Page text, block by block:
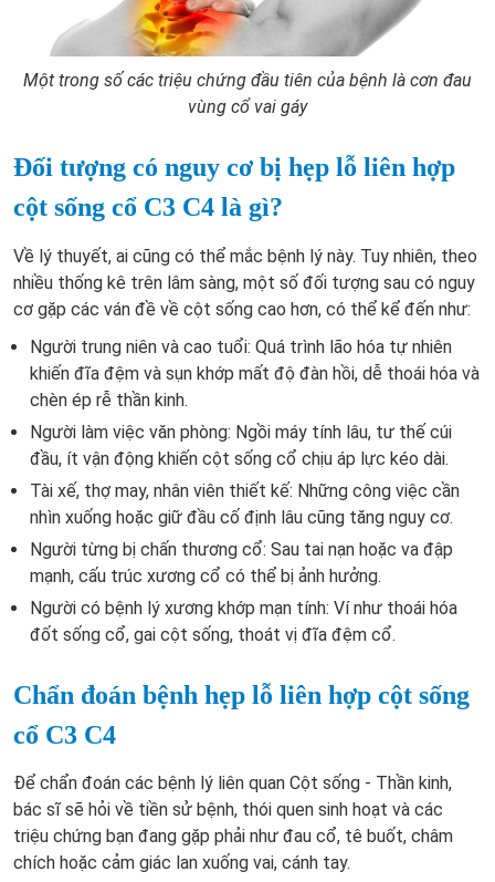
Một trong số các triệu chứng đầu tiên của bệnh là cơn đau
vùng cổ vai gáy
Đối tượng có nguy cơ bị hẹp lỗ liên hợp
cột sống cổ C3 C4 là gì?
Về lý thuyết, ai cũng có thể mắc bệnh lý này. Tuy nhiên, theo
nhiều thống kê trên lâm sàng, một số đối tượng sau có nguy
cơ gặp các ván đề về cột sống cao hơn, có thể kể đến như:
Người trung niên và cao tuổi: Quá trình lão hóa tự nhiên
khiến đĩa đệm và sụn khớp mất độ đàn hồi, dễ thoái hóa và
chèn ép rễ thần kinh.
Người làm việc văn phòng: Ngồi máy tính lâu, tư thế cúi
đầu, ít vận động khiến cột sống cổ chịu áp lực kéo dài.
Tài xế, thợ may, nhân viên thiết kế: Những công việc cần
nhìn xuống hoặc giữ đầu cố định lâu cũng tăng nguy cơ.
Người từng bị chấn thương cổ: Sau tai nạn hoặc va đập
mạnh, cấu trúc xương cổ có thể bị ảnh hưởng.
Người có bệnh lý xương khớp mạn tính: Ví như thoái hóa
đốt sống cổ, gai cột sống, thoát vị đĩa đệm cổ.
Chẩn đoán bệnh hẹp lỗ liên hợp cột sống
cổ C3 C4
Để chẩn đoán các bệnh lý liên quan Cột sống - Thần kinh,
bác sĩ sẽ hỏi về tiền sử bệnh, thói quen sinh hoạt và các
triệu chứng bạn đang gặp phải như đau cổ, tê buốt, châm
chích hoặc cảm giác lan xuống vai, cánh tay.